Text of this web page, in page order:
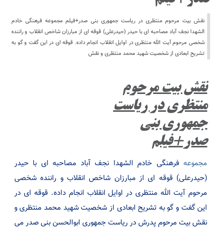
نقش بیت مرحوم منتظری در ریاست جمهوری بنی صدر+فیلم مجموعه فرهنگی خادم
الشهدا نجف آباد مصاحبه ای با حیدر (حیدرعلی) قوقه ای از مبارزان شاخص انقلاب و راننده
شخصی مرحوم آیت الله منتظری در اوایل انقلاب انجام داده. قوقه ای در این گفت و گو به
تشریح ابعادی از شخصیت شهید محمد منتظری و نقش
نقش بیت مرحوم
منتظری در ریاست
جمهوری بنی
صدر+فیلم
مجموعهفرهنگی خادم الشهدا نجف آباد مصاحبه ای با حیدر
(حیدرعلی) قوقه ای از مبارزان شاخص انقلاب و راننده شخصی
مرحوم آیت الله منتظری در اوایل انقلاب انجام داده. قوقه ای در
این گفت و گو به تشریح ابعادی از شخصیت شهید محمد منتظری و
نقش بیت مرحوم پدرش در ریاست جمهوری ابوالحسن بنی صدر می